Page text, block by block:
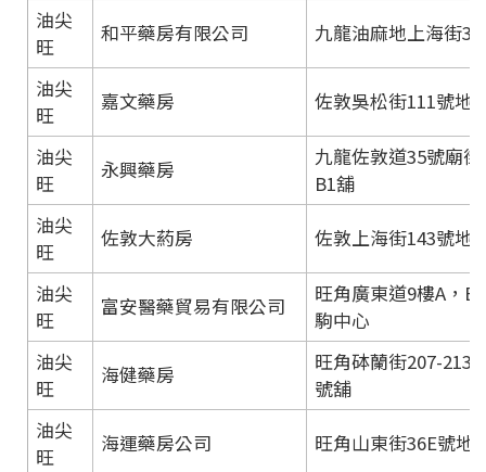
油尖
旺
和平藥房有限公司 九龍油麻地上海街
油尖
旺
嘉文藥房 佐敦吳松街111號地
油尖
旺
永興藥房
九龍佐敦道35號廟
B1舖
油尖
旺
佐敦大葯房 佐敦上海街143號地
油尖
旺
富安醫藥貿易有限公司
旺角廣東道9樓A，B
駒中心
油尖
旺
海健藥房
旺角砵蘭街207-213
號舖
油尖
旺
海運藥房公司 旺角山東街36E號地